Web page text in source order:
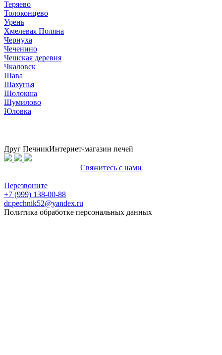
Теряево
Толоконцево
Урень
Хмелевая Поляна
Чернуха
Чеченино
Чешская деревня
Чкаловск
Шава
Шахунья
Шолокша
Шумилово
Юловка
Друг ПечникИнтернет-магазин печей
Свяжитесь с нами
Перезвоните
+7 (999) 138-00-88
dr.pechnik52@yandex.ru
Политика обработке персональных данных